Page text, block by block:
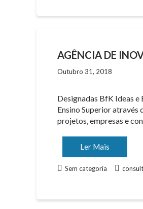
AGÊNCIA DE
Outubro 31, 2018
Designadas BfK Ideas
Ensino Superior
projetos, empresas e
Ler Mais
Sem categoria